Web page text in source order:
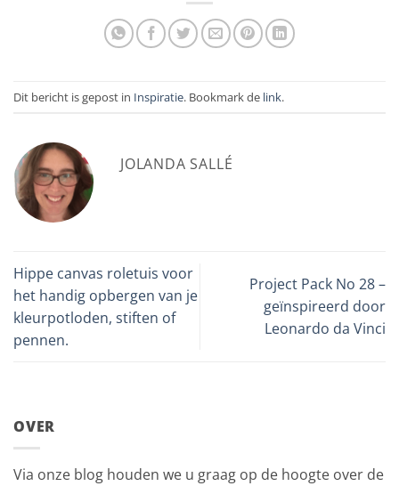
Dit bericht is gepost in Inspiratie. Bookmark de link.
JOLANDA SALLÉ
Hippe canvas roletuis voor
het handig opbergen van je
kleurpotloden, stiften of
pennen.
Project Pack No 28 –
geïnspireerd door
Leonardo da Vinci
OVER
Via onze blog houden we u graag op de hoogte over de